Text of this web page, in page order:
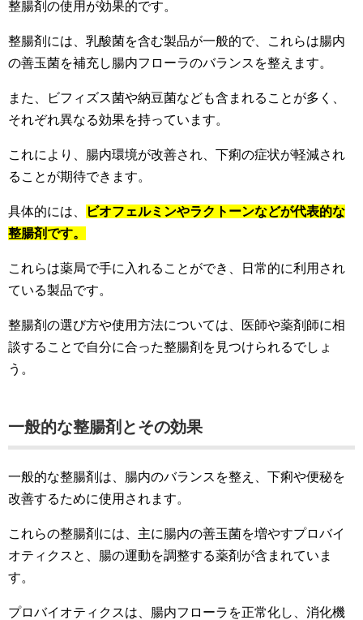
整腸剤の使用が効果的です。
整腸剤には、乳酸菌を含む製品が一般的で、これらは腸内
の善玉菌を補充し腸内フローラのバランスを整えます。
また、ビフィズス菌や納豆菌なども含まれることが多く、
それぞれ異なる効果を持っています。
これにより、腸内環境が改善され、下痢の症状が軽減され
ることが期待できます。
具体的には、
ビオフェルミンやラクトーンなどが代表的な
整腸剤です。
これらは薬局で手に入れることができ、日常的に利用され
ている製品です。
整腸剤の選び方や使用方法については、医師や薬剤師に相
談することで自分に合った整腸剤を見つけられるでしょ
う。
一般的な整腸剤とその効果
一般的な整腸剤は、腸内のバランスを整え、下痢や便秘を
改善するために使用されます。
これらの整腸剤には、主に腸内の善玉菌を増やすプロバイ
オティクスと、腸の運動を調整する薬剤が含まれていま
す。
プロバイオティクスは、腸内フローラを正常化し、消化機